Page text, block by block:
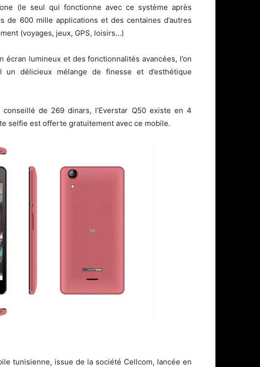
(le seul qui fonctionne avec ce système après
de 600 mille applications et des centaines d’autres
(voyages, jeux, GPS, loisirs…)
écran lumineux et des fonctionnalités avancées, l’on
délicieux mélange de finesse et d’esthétique
de 269 dinars, l’Everstar Q50 existe en 4
selfie est offerte gratuitement avec ce mobile.
tunisienne, issue de la société Cellcom, lancée en